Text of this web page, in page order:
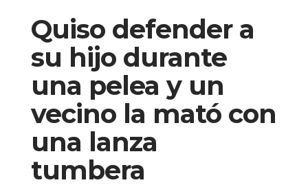
Quiso defender a
su hijo durante
una pelea y un
vecino la mató con
una lanza
tumbera